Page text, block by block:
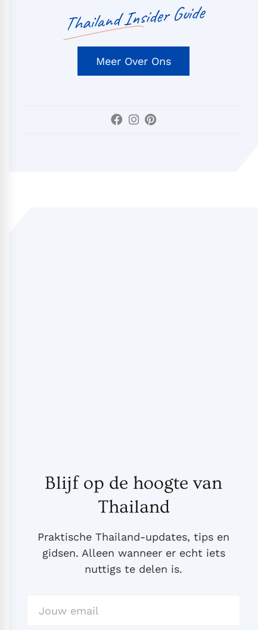
Thailand Insider Guide
Meer Over Ons
Blijf op de hoogte van
Thailand
Praktische Thailand-updates, tips en
gidsen. Alleen wanneer er echt iets
nuttigs te delen is.